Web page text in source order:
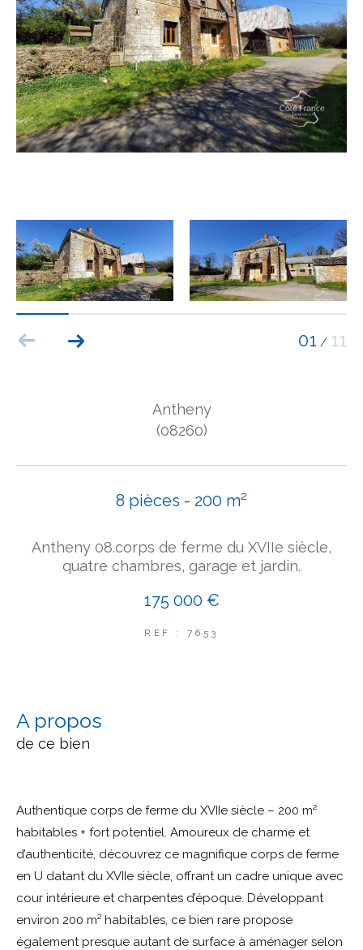
01 / 11
Antheny
(08260)
8 pièces - 200 m²
Antheny 08.corps de ferme du XVIIe siècle,
quatre chambres, garage et jardin.
175 000 €
REF : 7653
a propos
de ce bien
Authentique corps de ferme du XVIIe siècle – 200 m²
habitables + fort potentiel. Amoureux de charme et
d’authenticité, découvrez ce magnifique corps de ferme
en U datant du XVIIe siècle, offrant un cadre unique avec
cour intérieure et charpentes d’époque. Développant
environ 200 m² habitables, ce bien rare propose
également presque autant de surface à aménager selon
Budget
Budget
Surface
Surface
Pièces
AFFINER LES CRITÈRES
EXCLUSIVITÉS